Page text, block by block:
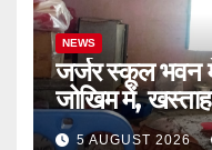
NEWS
जर्जर स्कूल भवन
जोखिम में,
जागा प्रशासन
5 AUGUST 2026